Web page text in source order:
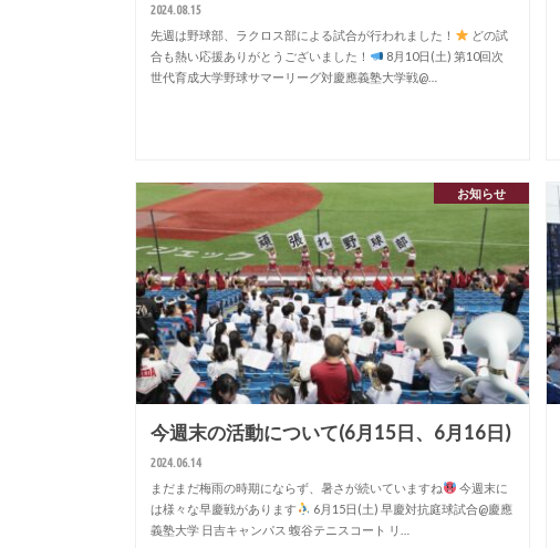
2024.08.15
先週は野球部、ラクロス部による試合が行われました！
どの試
合も熱い応援ありがとうございました！
8月10日(土) 第10回次
世代育成大学野球サマーリーグ対慶應義塾大学戦@…
お知らせ
今週末の活動について(6月15日、6月16日)
2024.06.14
まだまだ梅雨の時期にならず、暑さが続いていますね
今週末に
は様々な早慶戦があります
6月15日(土) 早慶対抗庭球試合@慶應
義塾大学 日吉キャンパス 蝮谷テニスコート リ…